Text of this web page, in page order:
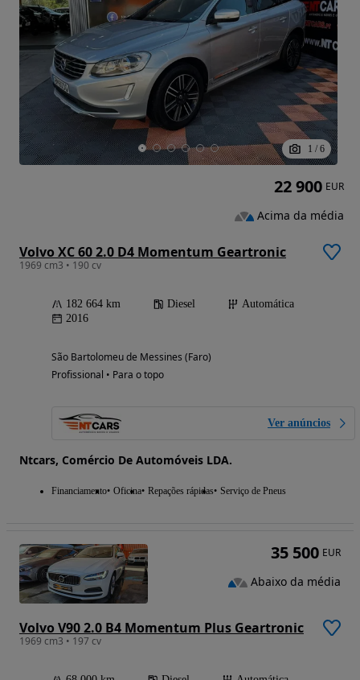
1 / 6
Volvo XC 60 2.0 D4 Momentum Geartronic
1969 cm3 • 190 cv
182 664 km Diesel
Automática
2016
São Bartolomeu de Messines (Faro)
Profissional • Para o topo
Ver anúncios
Ntcars, Comércio De Automóveis LDA.
Financiamento Oficina Repações rápidas Serviço de Pneus
22 900 EUR
Acima da média
Volvo V90 2.0 B4 Momentum Plus Geartronic
1969 cm3 • 197 cv
35 500 EUR
Abaixo da média